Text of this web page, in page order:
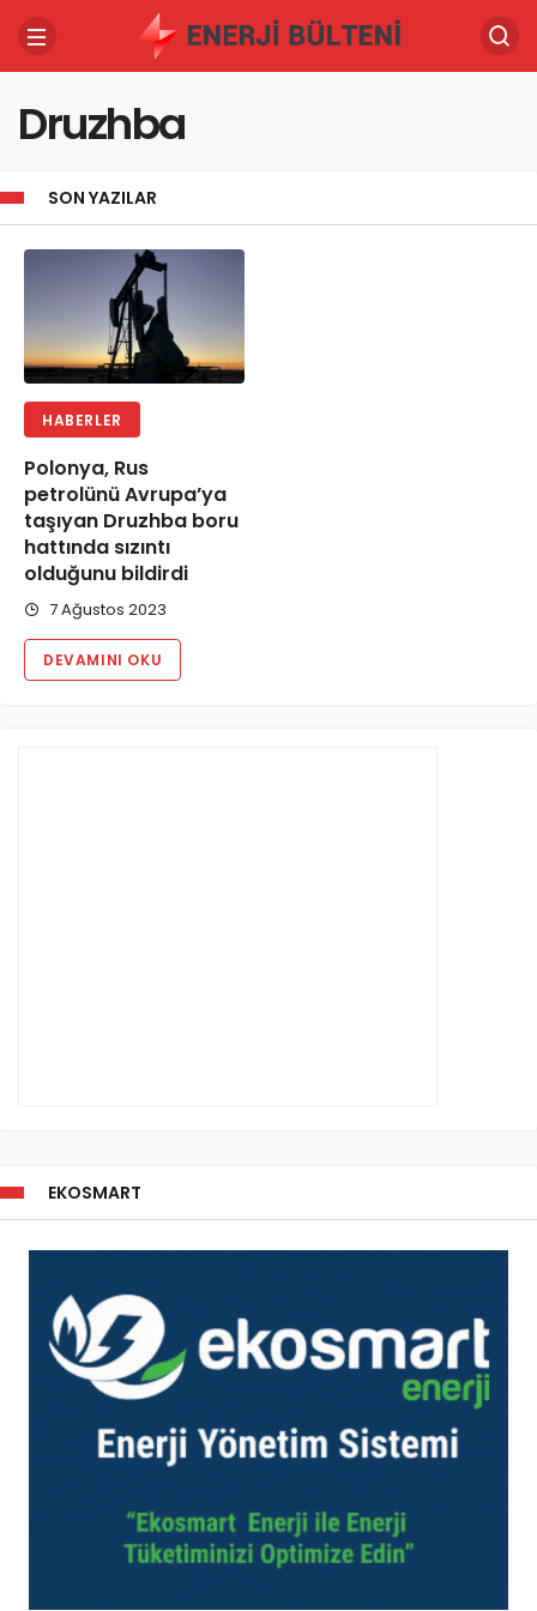
Druzhba
SON YAZILAR
HABERLER
Polonya, Rus
petrolünü Avrupa’ya
taşıyan Druzhba boru
hattında sızıntı
olduğunu bildirdi
7 Ağustos 2023
DEVAMINI OKU
EKOSMART